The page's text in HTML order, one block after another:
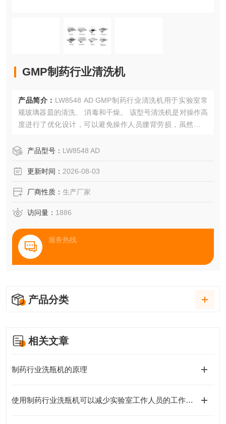
GMP制药行业清洗机
产品简介： LW8548 AD GMP制药行业清洗机用于实验室常
规玻璃器皿的清洗、 消毒和干燥。 该型号清洗机是对操作高
度进行了优化设计，可以避免操作人员腰背劳损，虽然占地
产品型号： LW8548 AD
更新时间： 2026-08-03
厂商性质： 生产厂家
访问量： 1886
服务热线
产品分类
相关文章
制药行业洗瓶机的原理
使用制药行业洗瓶机可以减少实验室工作人员的工作负荷